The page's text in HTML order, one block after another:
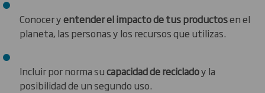
Conocer yentender el impacto de tus productosen el
planeta, las personas y los recursos que utilizas.
Incluir por norma sucapacidad de recicladoy la
posibilidad de un segundo uso.